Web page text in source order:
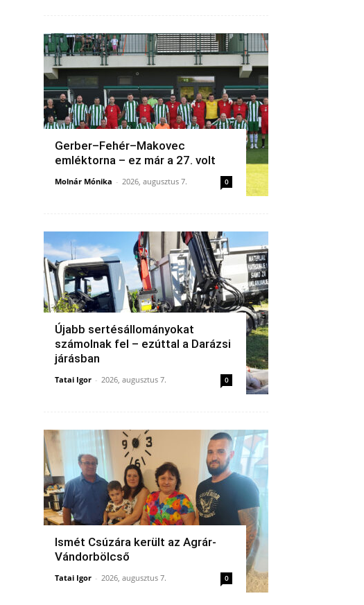
Gerber–Fehér–Makovec
emléktorna – ez már a 27. volt
Molnár Mónika - 2026, augusztus 7. 0
Újabb sertésállományokat
számolnak fel – ezúttal a Darázsi
járásban
Tatai Igor - 2026, augusztus 7. 0
Ismét Csúzára került az Agrár-
Vándorbölcső
Tatai Igor - 2026, augusztus 7. 0